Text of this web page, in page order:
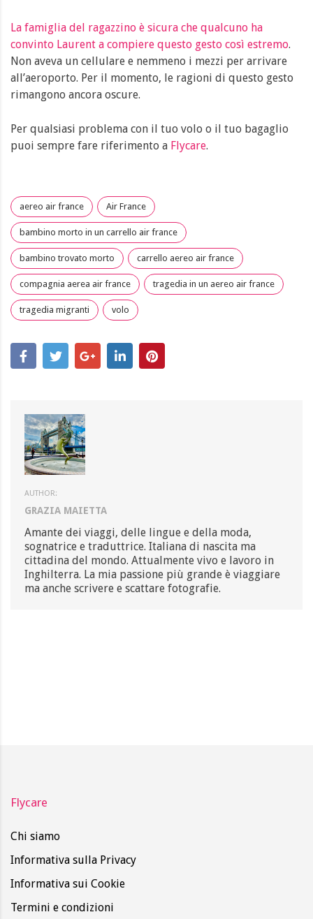
La famiglia del ragazzino è sicura che qualcuno ha
convinto Laurent a compiere questo gesto così estremo.
Non aveva un cellulare e nemmeno i mezzi per arrivare
all’aeroporto. Per il momento, le ragioni di questo gesto
rimangono ancora oscure.
Per qualsiasi problema con il tuo volo o il tuo bagaglio
puoi sempre fare riferimento a Flycare.
aereo air france Air France
bambino morto in un carrello air france
bambino trovato morto carrello aereo air france
compagnia aerea air france tragedia in un aereo air france
tragedia migranti volo
AUTHOR:
GRAZIA MAIETTA
Amante dei viaggi, delle lingue e della moda,
sognatrice e traduttrice. Italiana di nascita ma
cittadina del mondo. Attualmente vivo e lavoro in
Inghilterra. La mia passione più grande è viaggiare
ma anche scrivere e scattare fotografie.
Flycare
Chi siamo
Informativa sulla Privacy
Informativa sui Cookie
Termini e condizioni